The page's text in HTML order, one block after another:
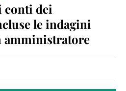
conti dei
le indagini
amministratore